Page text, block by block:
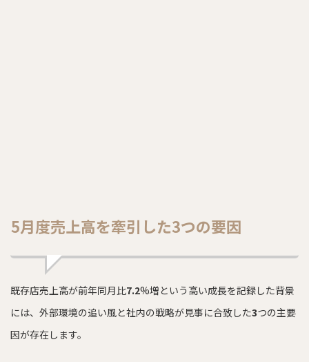
5月度売上高を牽引した3つの要因
既存店売上高が前年同月比7.2%増という高い成長を記録した背景
には、外部環境の追い風と社内の戦略が見事に合致した3つの主要
因が存在します。